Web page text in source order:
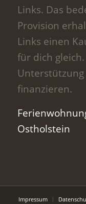
Links. Das
Provision
Links einen
für dich
finanzieren.
Ostholstein
Impressum